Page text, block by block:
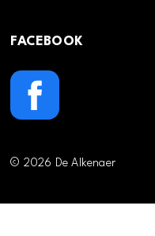
FACEBOOK
© 2026 De Alkenaer